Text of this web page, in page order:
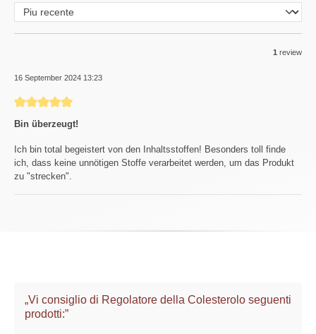
1 review
16 September 2024 13:23
Review with rating of 5 out of 5 stars
Bin überzeugt!
Ich bin total begeistert von den Inhaltsstoffen! Besonders toll finde
ich, dass keine unnötigen Stoffe verarbeitet werden, um das Produkt
zu "strecken".
„Vi consiglio di Regolatore della Colesterolo seguenti
prodotti:”